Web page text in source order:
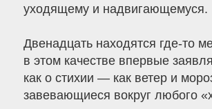
уходящему и надвигающемуся.
Двенадцать находятся где-то
в этом качестве впервые
как о стихии — как ветер и
завевающиеся вокруг любого